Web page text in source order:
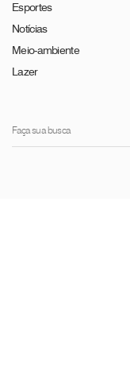
Esportes
Notícias
Meio-ambiente
Lazer